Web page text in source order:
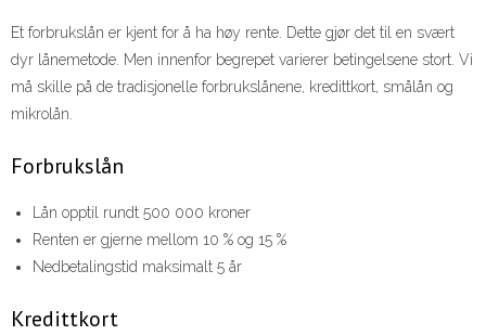
Et forbrukslån er kjent for å ha høy rente. Dette gjør det til en svært
dyr lånemetode. Men innenfor begrepet varierer betingelsene stort. Vi
må skille på de tradisjonelle forbrukslånene, kredittkort, smålån og
mikrolån.
Forbrukslån
Lån opptil rundt 500 000 kroner
Renten er gjerne mellom 10 % og 15 %
Nedbetalingstid maksimalt 5 år
Kredittkort